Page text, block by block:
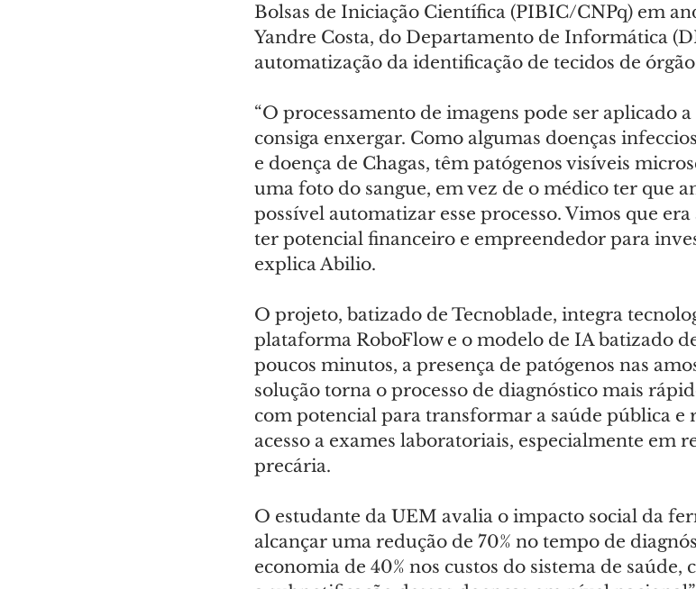
Bolsas de Iniciação Científica (PIBIC/CNPq) em
Yandre Costa, do Departamento de Informática
automatização da identificação de tecidos de
“O processamento de imagens pode ser aplicado
consiga enxergar. Como algumas doenças
e doença de Chagas, têm patógenos visíveis
uma foto do sangue, em vez de o médico ter que
possível automatizar esse processo. Vimos que
ter potencial financeiro e empreendedor para
explica Abilio.
O projeto, batizado de Tecnoblade, integra
plataforma RoboFlow e o modelo de IA batizado
poucos minutos, a presença de patógenos nas
solução torna o processo de diagnóstico mais
com potencial para transformar a saúde pública e
acesso a exames laboratoriais, especialmente em
precária.
O estudante da UEM avalia o impacto social da
alcançar uma redução de 70% no tempo de
economia de 40% nos custos do sistema de